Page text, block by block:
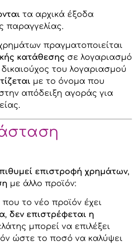
τα αρχικά έξοδα
παραγγελίας.
πραγματοποιείται
κατάθεσης σε λογαριασμό
του λογαριασμού
με το όνομα που
απόδειξη αγοράς για
επιστροφή χρημάτων,
με άλλο προϊόν:
το νέο προϊόν έχει
, δεν επιστρέφεται η
μπορεί να επιλέξει
ώστε το ποσό να καλύψει